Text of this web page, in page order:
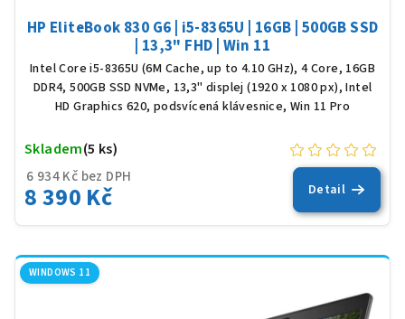
HP EliteBook 830 G6 | i5-8365U | 16GB | 500GB SSD
| 13,3" FHD | Win 11
Intel Core i5-8365U (6M Cache, up to 4.10 GHz), 4 Core, 16GB
DDR4, 500GB SSD NVMe, 13,3" displej (1920 x 1080 px), Intel
HD Graphics 620, podsvícená klávesnice, Win 11 Pro
6 934 Kč bez DPH
8 390 Kč
Skladem(5 ks)
Detail
WINDOWS 11